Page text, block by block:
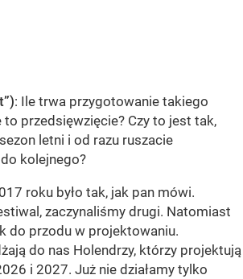
: Ile trwa przygotowanie takiego
przedsięwzięcie? Czy to jest tak,
letni i od razu ruszacie
kolejnego?
roku było tak, jak pan mówi.
zaczynaliśmy drugi. Natomiast
do przodu w projektowaniu.
do nas Holendrzy, którzy projektują
i 2027. Już nie działamy tylko